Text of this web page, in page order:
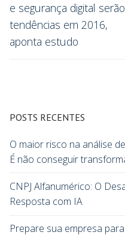
e segurança digital serão
tendências em 2016,
aponta estudo
POSTS RECENTES
O maior risco na análise
É não conseguir
CNPJ Alfanumérico: O
Resposta com IA
Prepare sua empresa